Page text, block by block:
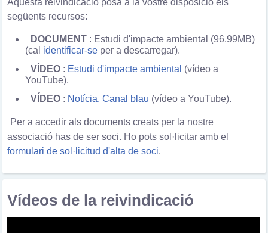
següents recursos:
DOCUMENT : Estudi d'impacte ambiental (96.99MB)
(cal identificar-se per a descarregar).
VÍDEO : Estudi d'impacte ambiental (vídeo a
YouTube).
VÍDEO : Notícia. Canal blau (vídeo a YouTube).
Per a accedir als documents creats per la nostre
associació has de ser soci. Ho pots sol·licitar amb el
formulari de sol·licitud d'alta de soci.
Vídeos de la reivindicació